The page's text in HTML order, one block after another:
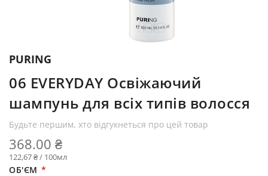
PURING
06 EVERYDAY Освіжаючий
шампунь для всіх типів волосся
Будьте першим, хто відгукнеться про цей товар
368.00 ₴
122,67 ₴ / 100мл
ОБ'ЄМ